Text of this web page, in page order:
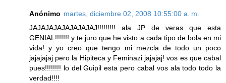
Anónimo martes, diciembre 02, 2008 10:55:00 a. m.
JAJAJAJAJAJAJAJAJ!!!!!!!!! ala JP de veras que esta
GENIAL!!!!!!! y te juro que he visto a cada tipo de bola en mi
vida! y yo creo que tengo mi mezcla de todo un poco
jajajajaj pero la Hipiteca y Feminazi jajajaj! vos es que cabal
pues!!!!!!!! lo del Guipil esta pero cabal vos ala todo todo la
verdad!!!!